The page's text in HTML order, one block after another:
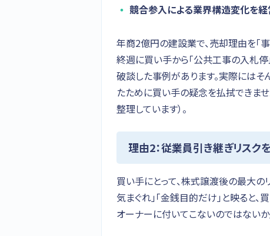
競合参入による業界構造変化を
年商2億円の建設業で、売却理由を「
終週に買い手から「公共工事の入札停
破談した事例があります。実際には
たために買い手の疑念を払拭できま
整理しています）。
理由2：従業員引き継ぎリスク
買い手にとって、株式譲渡後の最大
気まぐれ」「金銭目的だけ」と映ると
オーナーに付いてこないのではないか